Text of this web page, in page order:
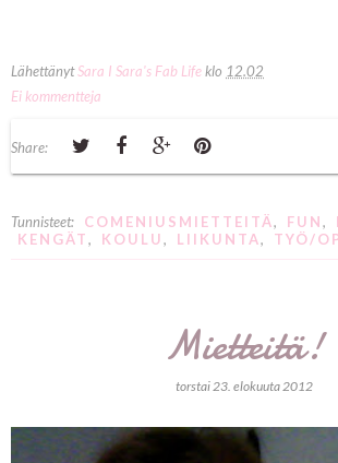
LähettänytSara I Sara's Fab Lifeklo 12.02
Ei kommentteja
Share:
Tunnisteet: COMENIUSMIETTEITÄ, FUN,
KENGÄT, KOULU, LIIKUNTA, TYÖ/
Mietteitä!
torstai 23. elokuuta 2012